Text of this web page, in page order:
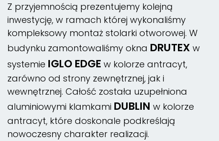
Z przyjemnością prezentujemy kolejną
inwestycję, w ramach której wykonaliśmy
kompleksowy montaż stolarki otworowej. W
budynku zamontowaliśmy okna DRUTEX w
systemie IGLO EDGE w kolorze antracyt,
zarówno od strony zewnętrznej, jak i
wewnętrznej. Całość została uzupełniona
aluminiowymi klamkami DUBLIN w kolorze
antracyt, które doskonale podkreślają
nowoczesny charakter realizacji.